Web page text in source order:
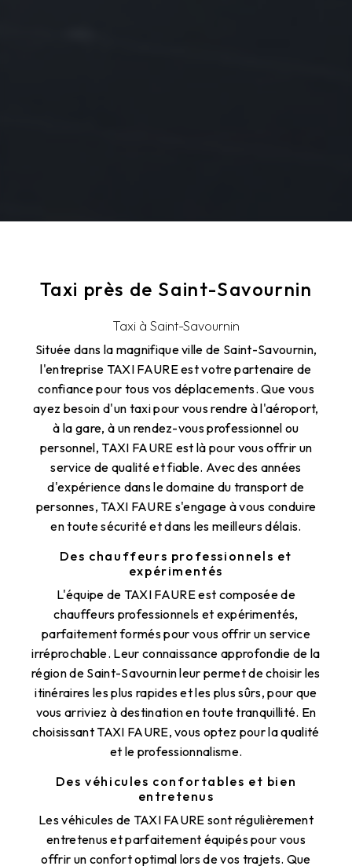
Taxi près de Saint-Savournin
Taxi à Saint-Savournin
Située dans la magnifique ville de Saint-Savournin,
l'entreprise TAXI FAURE est votre partenaire de
confiance pour tous vos déplacements. Que vous
ayez besoin d'un taxi pour vous rendre à l'aéroport,
à la gare, à un rendez-vous professionnel ou
personnel, TAXI FAURE est là pour vous offrir un
service de qualité et fiable. Avec des années
d'expérience dans le domaine du transport de
personnes, TAXI FAURE s'engage à vous conduire
en toute sécurité et dans les meilleurs délais.
Des chauffeurs professionnels et
expérimentés
L'équipe de TAXI FAURE est composée de
chauffeurs professionnels et expérimentés,
parfaitement formés pour vous offrir un service
irréprochable. Leur connaissance approfondie de la
région de Saint-Savournin leur permet de choisir les
itinéraires les plus rapides et les plus sûrs, pour que
vous arriviez à destination en toute tranquillité. En
choisissant TAXI FAURE, vous optez pour la qualité
et le professionnalisme.
Des véhicules confortables et bien
entretenus
Les véhicules de TAXI FAURE sont régulièrement
entretenus et parfaitement équipés pour vous
offrir un confort optimal lors de vos trajets. Que